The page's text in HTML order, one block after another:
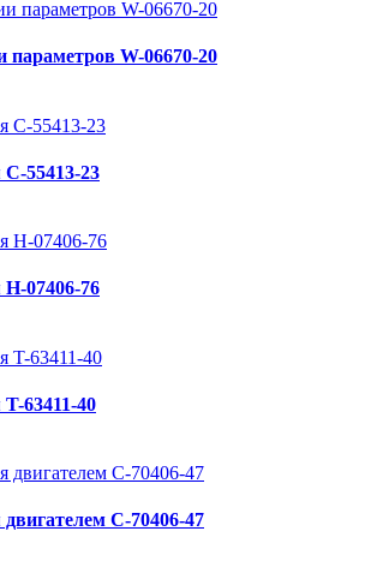
параметров W-06670-20
55413-23
07406-76
63411-40
C-70406-47